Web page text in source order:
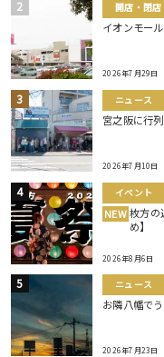
開店・閉店
イオンモー
2026年7月29日
ニュース
宮之阪に行
2026年7月10日
イベント
NEW 枚方の
め】
2026年8月6日
ニュース
お隣八幡で
2026年7月23日